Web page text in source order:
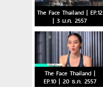
The Face Thailand | EP.12
| 3 ม.ค. 2557
The Face Thailand |
EP.10 | 20 ธ.ค. 2557